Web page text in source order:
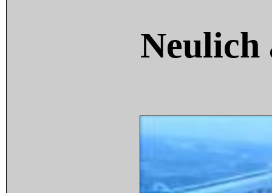
Neulich